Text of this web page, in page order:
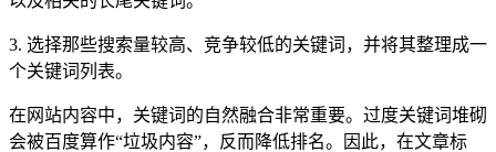
3. 选择那些搜索量较高、竞争较低的关键词，并将其整理成一
个关键词列表。
在网站内容中，关键词的自然融合非常重要。过度关键词堆砌
会被百度算作“垃圾内容”，反而降低排名。因此，在文章标